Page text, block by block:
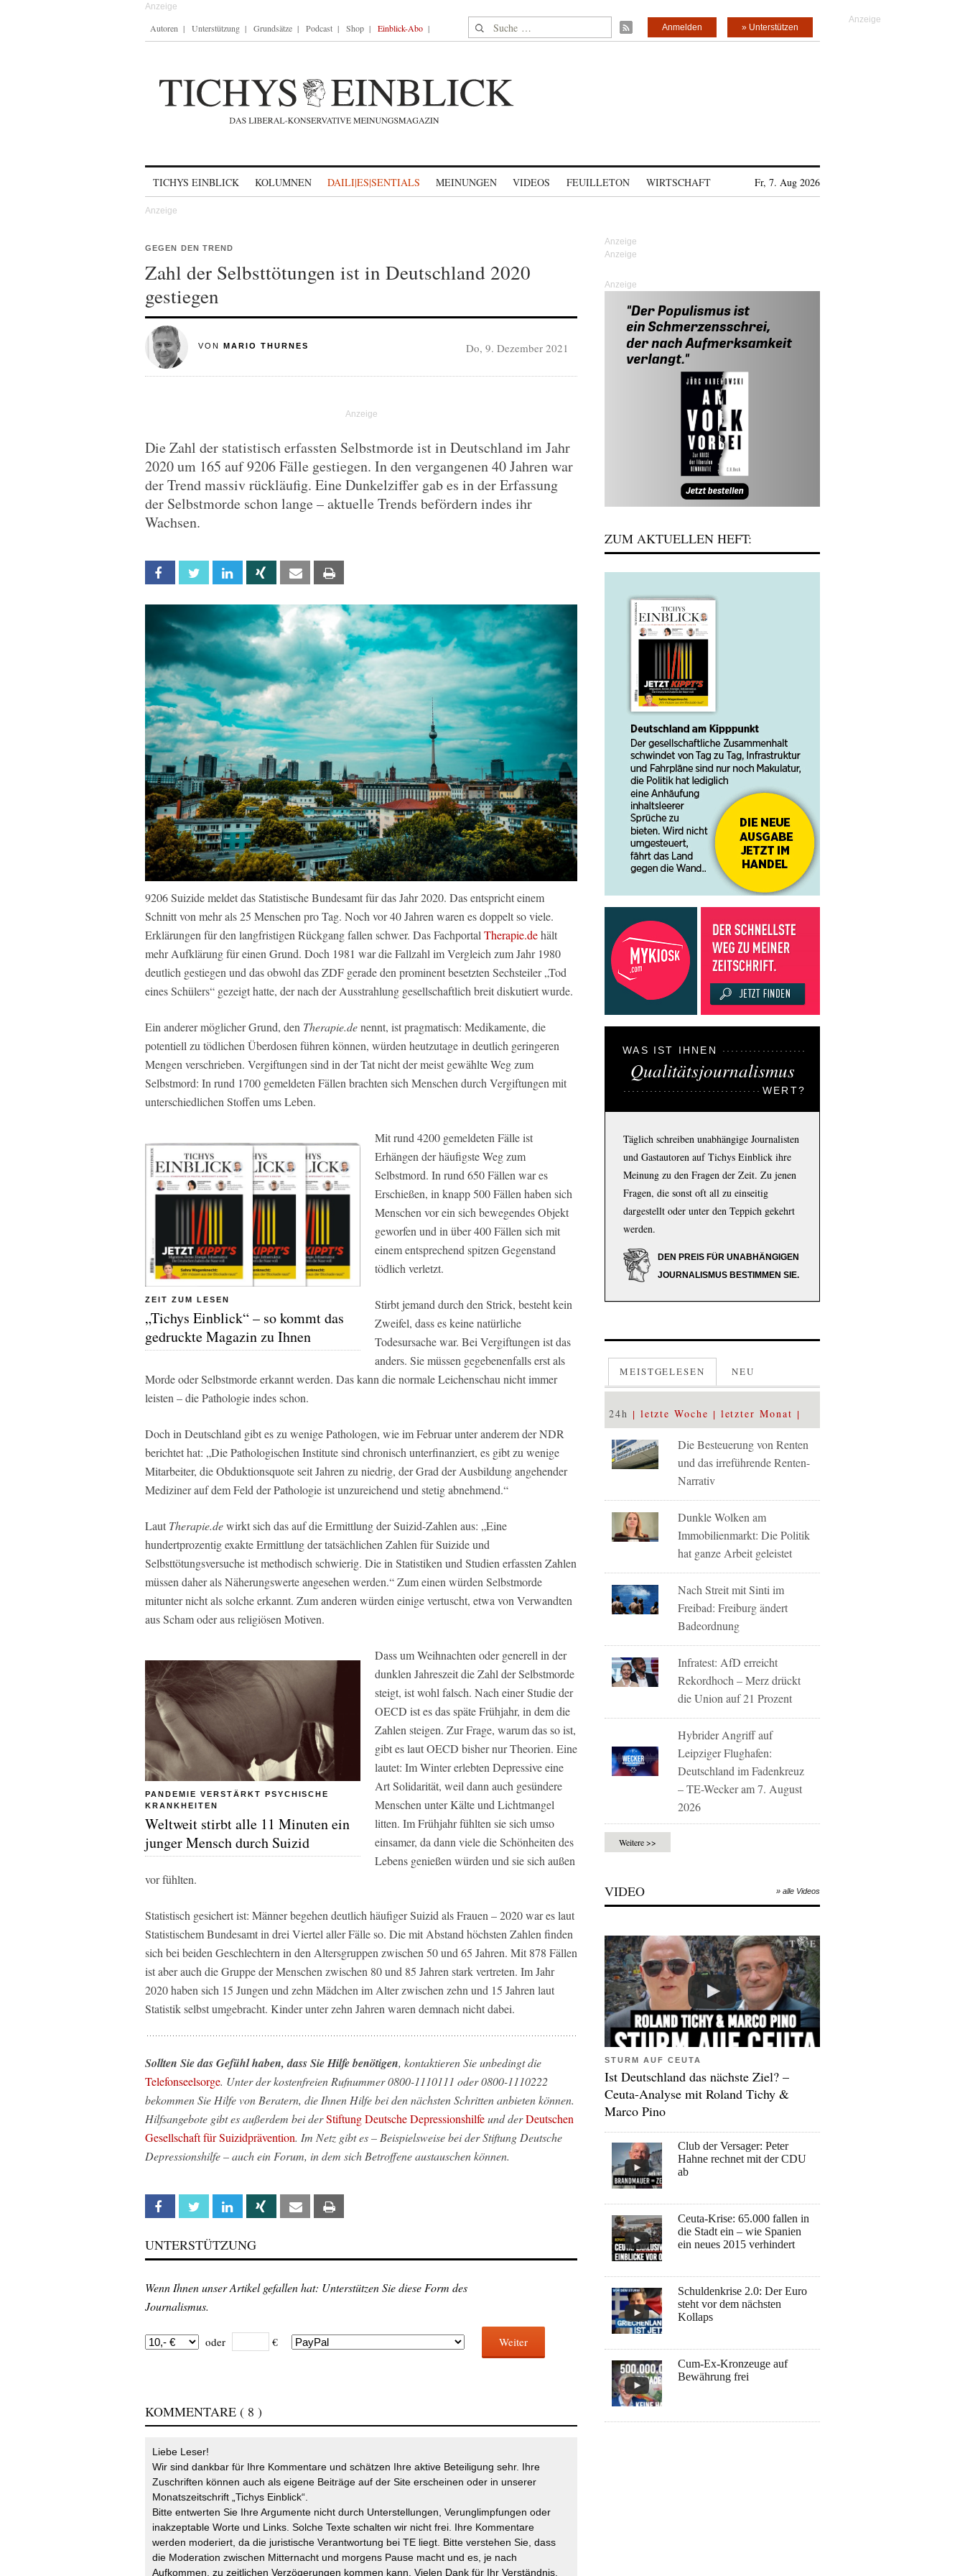
Autoren Unterstützung Grundsätze Podcast Shop Einblick-Abo Suche nach: » Unterstützen
Anmelden
TICHYS EINBLICK KOLUMNEN DAILI|ES|SENTIALS MEINUNGEN VIDEOS FEUILLETON WIRTSCHAFT Fr, 7. Aug 2026
GEGEN DEN TREND
Zahl der Selbsttötungen ist in Deutschland 2020
gestiegen
VON MARIO THURNES Do, 9. Dezember 2021
Die Zahl der statistisch erfassten Selbstmorde ist in Deutschland im Jahr
2020 um 165 auf 9206 Fälle gestiegen. In den vergangenen 40 Jahren war
der Trend massiv rückläufig. Eine Dunkelziffer gab es in der Erfassung
der Selbstmorde schon lange – aktuelle Trends befördern indes ihr
Wachsen.
Facebook Twitter Linkedin Xing Email
9206 Suizide meldet das Statistische Bundesamt für das Jahr 2020. Das entspricht einem
Schnitt von mehr als 25 Menschen pro Tag. Noch vor 40 Jahren waren es doppelt so viele.
Erklärungen für den langfristigen Rückgang fallen schwer. Das Fachportal Therapie.dehält
mehr Aufklärung für einen Grund. Doch 1981 war die Fallzahl im Vergleich zum Jahr 1980
deutlich gestiegen und das obwohl das ZDF gerade den prominent besetzten Sechsteiler „Tod
eines Schülers“ gezeigt hatte, der nach der Ausstrahlung gesellschaftlich breit diskutiert wurde.
Ein anderer möglicher Grund, den Therapie.denennt, ist pragmatisch: Medikamente, die
potentiell zu tödlichen Überdosen führen können, würden heutzutage in deutlich geringeren
Mengen verschrieben. Vergiftungen sind in der Tat nicht der meist gewählte Weg zum
Selbstmord: In rund 1700 gemeldeten Fällen brachten sich Menschen durch Vergiftungen mit
unterschiedlichen Stoffen ums Leben.
ZEIT ZUM LESEN
„Tichys Einblick“ – so kommt das
gedruckte Magazin zu Ihnen
Mit rund 4200 gemeldeten Fälle ist
Erhängen der häufigste Weg zum
Selbstmord. In rund 650 Fällen war es
Erschießen, in knapp 500 Fällen haben sich
Menschen vor ein sich bewegendes Objekt
geworfen und in über 400 Fällen sich mit
einem entsprechend spitzen Gegenstand
tödlich verletzt.
Stirbt jemand durch den Strick, besteht kein
Zweifel, dass es keine natürliche
Todesursache war. Bei Vergiftungen ist das
anders. Sie müssen gegebenenfalls erst als
Morde oder Selbstmorde erkannt werden. Das kann die normale Leichenschau nicht immer
leisten – die Pathologie indes schon.
Doch in Deutschland gibt es zu wenige Pathologen, wie im Februar unter anderem der NDR
berichtet hat: „Die Pathologischen Institute sind chronisch unterfinanziert, es gibt zu wenige
Mitarbeiter, die Obduktionsquote seit Jahren zu niedrig, der Grad der Ausbildung angehender
Mediziner auf dem Feld der Pathologie ist unzureichend und stetig abnehmend.“
Laut Therapie.dewirkt sich das auf die Ermittlung der Suizid-Zahlen aus: „Eine
hundertprozentig exakte Ermittlung der tatsächlichen Zahlen für Suizide und
Selbsttötungsversuche ist methodisch schwierig. Die in Statistiken und Studien erfassten Zahlen
müssen daher als Näherungswerte angesehen werden.“ Zum einen würden Selbstmorde
mitunter nicht als solche erkannt. Zum anderen würden einige vertuscht, etwa von Verwandten
aus Scham oder aus religiösen Motiven.
PANDEMIE VERSTÄRKT PSYCHISCHE
KRANKHEITEN
Weltweit stirbt alle 11 Minuten ein
junger Mensch durch Suizid
Dass um Weihnachten oder generell in der
dunklen Jahreszeit die Zahl der Selbstmorde
steigt, ist wohl falsch. Nach einer Studie der
OECD ist es das späte Frühjahr, in dem die
Zahlen steigen. Zur Frage, warum das so ist,
gibt es laut OECD bisher nur Theorien. Eine
lautet: Im Winter erlebten Depressive eine
Art Solidarität, weil dann auch gesündere
Menschen unter Kälte und Lichtmangel
litten. Im Frühjahr fühlten sie sich umso
einsamer, da dann viele die Schönheiten des
Lebens genießen würden und sie sich außen
vor fühlten.
Statistisch gesichert ist: Männer begehen deutlich häufiger Suizid als Frauen – 2020 war es laut
Statistischem Bundesamt in drei Viertel aller Fälle so. Die mit Abstand höchsten Zahlen finden
sich bei beiden Geschlechtern in den Altersgruppen zwischen 50 und 65 Jahren. Mit 878 Fällen
ist aber auch die Gruppe der Menschen zwischen 80 und 85 Jahren stark vertreten. Im Jahr
2020 haben sich 15 Jungen und zehn Mädchen im Alter zwischen zehn und 15 Jahren laut
Statistik selbst umgebracht. Kinder unter zehn Jahren waren demnach nicht dabei.
Sollten Sie das Gefühl haben, dass Sie Hilfe benötigen, kontaktieren Sie unbedingt die
Telefonseelsorge. Unter der kostenfreien Rufnummer 0800-1110111 oder 0800-1110222
bekommen Sie Hilfe von Beratern, die Ihnen Hilfe bei den nächsten Schritten anbieten können.
Hilfsangebote gibt es außerdem bei derStiftung Deutsche Depressionshilfeund derDeutschen
Gesellschaft für Suizidprävention. Im Netz gibt es – Beispielsweise bei der Stiftung Deutsche
Depressionshilfe – auch ein Forum, in dem sich Betroffene austauschen können.
Facebook Twitter Linkedin Xing Email
UNTERSTÜTZUNG
Wenn Ihnen unser Artikel gefallen hat: Unterstützen Sie diese Form des
Journalismus.
oder € Weiter
KOMMENTARE ( 8 )
Liebe Leser!
Wir sind dankbar für Ihre Kommentare und schätzen Ihre aktive Beteiligung sehr. Ihre
Zuschriften können auch als eigene Beiträge auf der Site erscheinen oder in unserer
Monatszeitschrift „Tichys Einblick“.
Bitte entwerten Sie Ihre Argumente nicht durch Unterstellungen, Verunglimpfungen oder
inakzeptable Worte und Links. Solche Texte schalten wir nicht frei. Ihre Kommentare
werden moderiert, da die juristische Verantwortung bei TE liegt. Bitte verstehen Sie, dass
die Moderation zwischen Mitternacht und morgens Pause macht und es, je nach
Aufkommen, zu zeitlichen Verzögerungen kommen kann. Vielen Dank für Ihr Verständnis.
Anzeige
ZUM AKTUELLEN HEFT:
WAS IST IHNEN
Qualitätsjournalismus
WERT?
Täglich schreiben unabhängige Journalisten
und Gastautoren auf Tichys Einblick ihre
Meinung zu den Fragen der Zeit. Zu jenen
Fragen, die sonst oft all zu einseitig
dargestellt oder unter den Teppich gekehrt
werden.
DEN PREIS FÜR UNABHÄNGIGEN
JOURNALISMUS BESTIMMEN SIE.
MEISTGELESEN NEU
24h letzte Woche letzter Monat
Die Besteuerung von Renten
und das irreführende Renten-
Narrativ
Dunkle Wolken am
Immobilienmarkt: Die Politik
hat ganze Arbeit geleistet
Nach Streit mit Sinti im
Freibad: Freiburg ändert
Badeordnung
Infratest: AfD erreicht
Rekordhoch – Merz drückt
die Union auf 21 Prozent
Hybrider Angriff auf
Leipziger Flughafen:
Deutschland im Fadenkreuz
– TE-Wecker am 7. August
2026
Weitere >>
VIDEO » alle Videos
STURM AUF CEUTA
Ist Deutschland das nächste Ziel? –
Ceuta-Analyse mit Roland Tichy &
Marco Pino
Club der Versager: Peter
Hahne rechnet mit der CDU
ab
Ceuta-Krise: 65.000 fallen in
die Stadt ein – wie Spanien
ein neues 2015 verhindert
Schuldenkrise 2.0: Der Euro
steht vor dem nächsten
Kollaps
Cum-Ex-Kronzeuge auf
Bewährung frei